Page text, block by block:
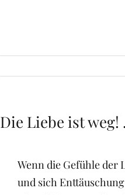
Die Liebe ist
Wenn die Gefühle der
und sich